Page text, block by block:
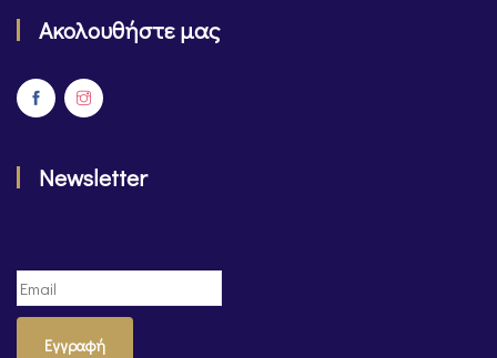
Ακολουθήστε μας
Newsletter
Εγγραφή